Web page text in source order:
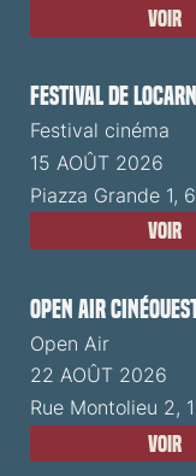
Voir
Festival de
Festival cinéma
15 AOÛT 2026
Piazza Grande 1,
Voir
Open Air
Open Air
22 AOÛT 2026
Rue Montolieu 2,
Voir